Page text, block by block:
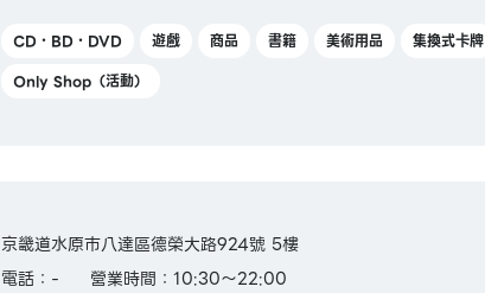
CD・BD・DVD 遊戲 商品 書籍 美術用品 集換式卡牌
Only Shop（活動）
京畿道水原市八達區德榮大路924號 5樓
電話：-
營業時間：10:30～22:00